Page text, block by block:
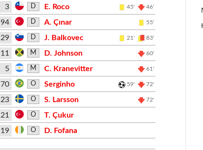
3 D E. Roco 45' 46'
94 D A. Çınar 55'
29 D J. Balkovec 21' 83'
11 M D. Johnson 60'
5 M C. Kranevitter 61'
70 O Serginho 59' 72'
23 O S. Larsson 72'
21 O
T. Çukur
19
O D. Fofana